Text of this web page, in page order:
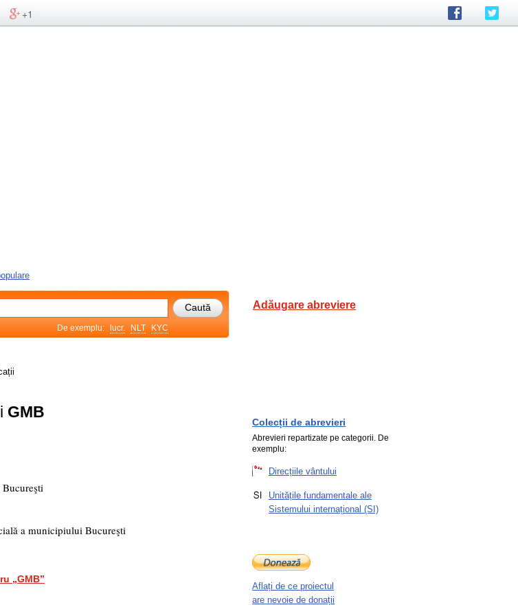
+1
De exemplu: lucr. NLT KYC
Adăugare abreviere
GMB
a municipiului Bucureşti
„GMB”
Colecții de abrevieri
Abrevieri repartizate pe categorii. De
exemplu:
Direcțiile vântului
Unitățile fundamentale ale
Sistemului internațional (SI)
Aflați de ce proiectul
are nevoie de donații